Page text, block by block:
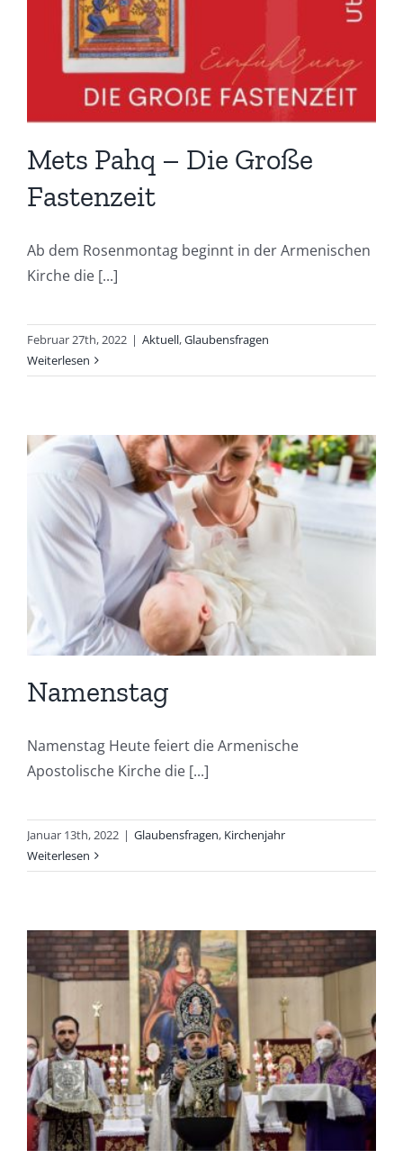
Mets Pahq – Die Große
Fastenzeit
Ab dem Rosenmontag beginnt in der Armenischen
Kirche die [...]
Februar 27th, 2022 | Aktuell,Glaubensfragen
Weiterlesen
Namenstag
Namenstag Heute feiert die Armenische
Apostolische Kirche die [...]
Januar 13th, 2022 | Glaubensfragen, Kirchenjahr
Weiterlesen